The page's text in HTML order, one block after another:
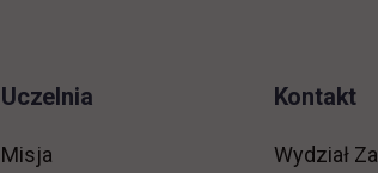
Uczelnia
Misja
Kontakt
Wydział